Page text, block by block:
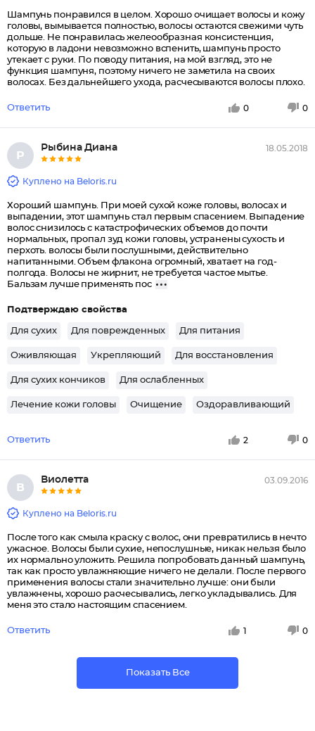
Шампунь понравился в целом. Хорошо очищает волосы и кожу
головы, вымывается полностью, волосы остаются свежими чуть
дольше. Не понравилась желеообразная консистенция,
которую в ладони невозможно вспенить, шампунь просто
утекает с руки. По поводу питания, на мой взгляд, это не
функция шампуня, поэтому ничего не заметила на своих
волосах. Без дальнейшего ухода, расчесываются волосы плохо.
Ответить 0 0
Р
Рыбина Диана 18.05.2018
Куплено на Beloris.ru
Хороший шампунь. При моей сухой коже головы, волосах и
выпадении, этот шампунь стал первым спасением. Выпадение
волос снизилось с катастрофических объемов до почти
нормальных, пропал зуд кожи головы, устранены сухость и
перхоть. волосы были послушными, действительно
напитанными. Объем флакона огромный, хватает на год-
полгода. Волосы не жирнит, не требуется частое мытье.
Бальзам лучше применять пос
Подтверждаю свойства
Для сухих Для поврежденных Для питания
Оживляющая Укрепляющий Для восстановления
Для сухих кончиков Для ослабленных
Лечение кожи головы Очищение Оздоравливающий
Ответить 2 0
В
Виолетта 03.09.2016
Куплено на Beloris.ru
После того как смыла краску с волос, они превратились в нечто
ужасное. Волосы были сухие, непослушные, никак нельзя было
их нормально уложить. Решила попробовать данный шампунь,
так как просто увлажняющие ничего не делали. После первого
применения волосы стали значительно лучше: они были
увлажнены, хорошо расчесывались, легко укладывались. Для
меня это стало настоящим спасением.
Ответить 1 0
Показать Все